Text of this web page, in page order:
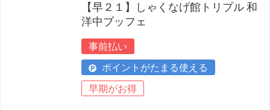
【早２１】しゃくなげ館トリプル 和
洋中ブッフェ
事前払い
ポイントがたまる使える
早期がお得